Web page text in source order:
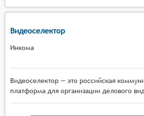
Видеоселектор
Инкома
Видеоселектор — это российская
платформа для организации делового